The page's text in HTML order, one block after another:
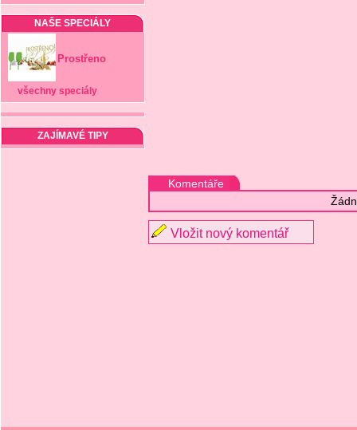
NAŠE SPECIÁLY
Prostřeno
všechny speciály
ZAJÍMAVÉ TIPY
Komentáře
Vložit nový komentář